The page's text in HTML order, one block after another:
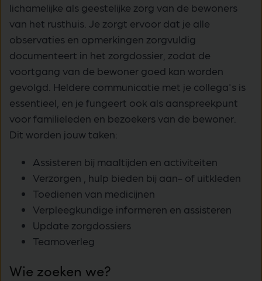
lichamelijke als geestelijke zorg van de bewoners
van het rusthuis. Je zorgt ervoor dat je alle
observaties en opmerkingen zorgvuldig
documenteert in het zorgdossier, zodat de
voortgang van de bewoner goed kan worden
gevolgd. Heldere communicatie met je collega's is
essentieel, en je fungeert ook als aanspreekpunt
voor familieleden en bezoekers van de bewoner.
Dit worden jouw taken:
Assisteren bij maaltijden en activiteiten
Verzorgen , hulp bieden bij aan- of uitkleden
Toedienen van medicijnen
Verpleegkundige informeren en assisteren
Update zorgdossiers
Teamoverleg
Wie zoeken we?